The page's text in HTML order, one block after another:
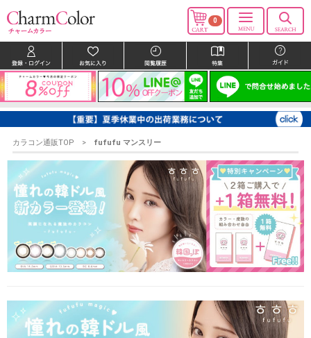
0
カラコン通販TOP fufufu マンスリー